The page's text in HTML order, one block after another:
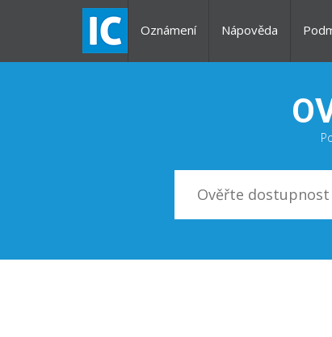
Oznámení Nápověda